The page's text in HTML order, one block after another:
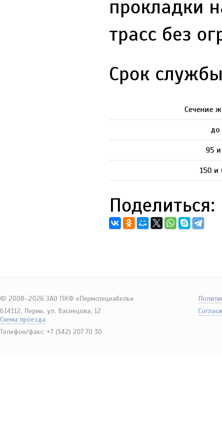
прокладки
трасс без
Срок
Сечение
до
95
150 и
Поделиться:
© 2008–2026 ЗАО ПКФ «Пермспецкабель»
614112, Пермь, ул. Васнецова, 12
Схема проезда
Телефон/факс: +7 (342) 207 70 30